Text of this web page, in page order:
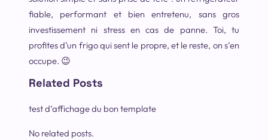
fiable, performant et bien entretenu, sans gros
investissement ni stress en cas de panne. Toi, tu
profites d’un frigo qui sent le propre, et le reste, on s’en
occupe. 😉
Related Posts
test d’affichage du bon template
No related posts.